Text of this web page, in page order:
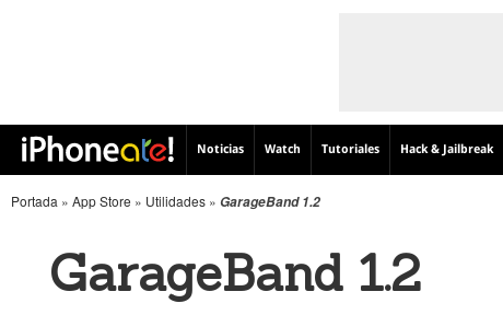
Noticias Watch Tutoriales Hack & Jailbreak
Portada » App Store » Utilidades » GarageBand 1.2
GarageBand 1.2